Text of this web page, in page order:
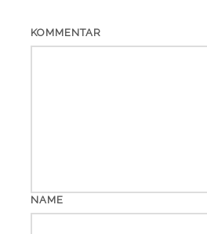
KOMMENTAR
NAME